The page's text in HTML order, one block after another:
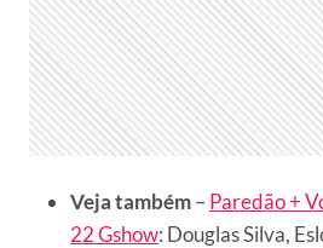
Veja também– Paredão +
22 Gshow: Douglas Silva,